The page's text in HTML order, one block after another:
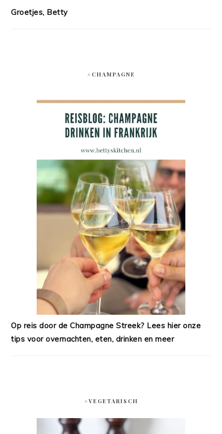
Groetjes, Betty
#CHAMPAGNE
Op reis door de Champagne Streek? Lees hier onze
tips voor overnachten, eten, drinken en meer
#VEGETARISCH